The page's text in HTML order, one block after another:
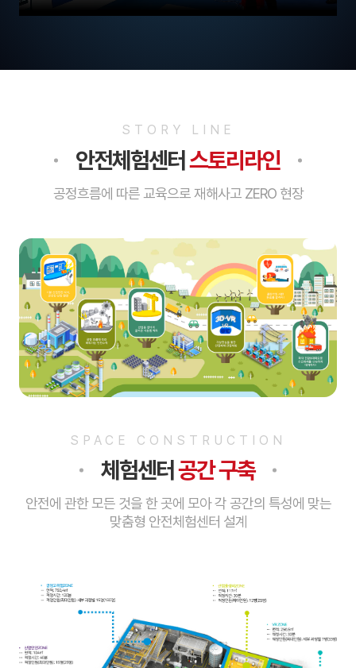
STORY LINE
안전체험센터 스토리라인
공정흐름에 따른 교육으로 재해사고 ZERO 현장
SPACE CONSTRUCTION
체험센터 공간 구축
안전에 관한 모든 것을 한 곳에 모아 각 공간의 특성에 맞는
맞춤형 안전체험센터 설계